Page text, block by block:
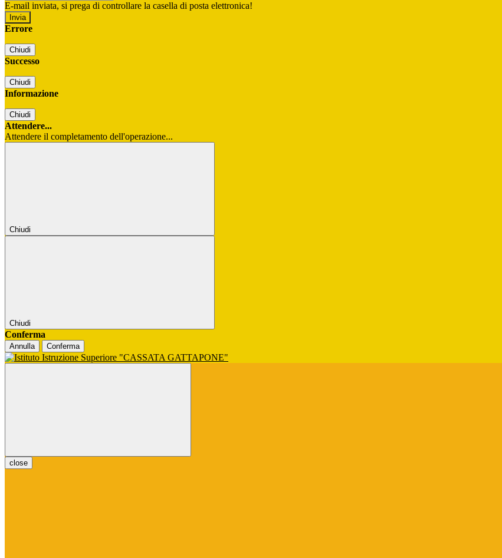
E-mail inviata, si prega di controllare la casella di posta elettronica!
Errore
Chiudi
Successo
Chiudi
Informazione
Chiudi
Attendere...
Attendere il completamento dell'operazione...
Chiudi
Chiudi
Conferma
Annulla Conferma
close